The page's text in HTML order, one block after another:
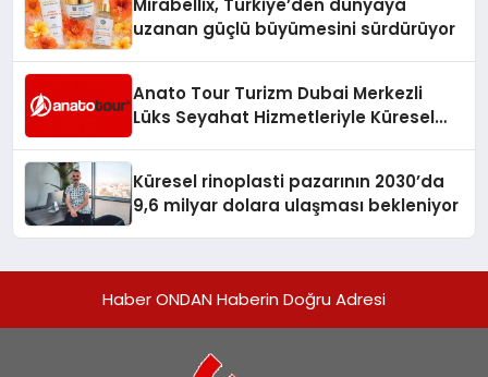
Mirabellix, Türkiye’den dünyaya
uzanan güçlü büyümesini sürdürüyor
Anato Tour Turizm Dubai Merkezli
Lüks Seyahat Hizmetleriyle Küresel
Küresel rinoplasti pazarının 2030’da
9,6 milyar dolara ulaşması bekleniyor
Haber ONDAN Haberin Doğru Adresi